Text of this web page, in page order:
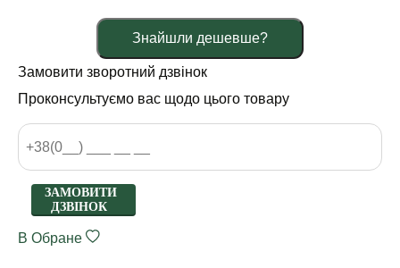
Знайшли дешевше?
Замовити зворотний дзвінок
Проконсультуємо вас щодо цього товару
ЗАМОВИТИ
ДЗВІНОК
В Обране